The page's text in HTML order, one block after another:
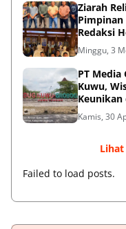
Ziarah
Pimpinan
Redaksi
Minggu, 3
PT Media
Kuwu,
Keunikan
Kamis, 30
Lihat
Failed to load posts.